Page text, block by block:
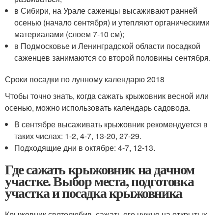
в Сибири, на Урале саженцы высаживают ранней
осенью (начало сентября) и утепляют органическими
материалами (слоем 7-10 см);
в Подмосковье и Ленинградской области посадкой
саженцев занимаются со второй половины сентября.
Сроки посадки по лунному календарю 2018
Чтобы точно знать, когда сажать крыжовник весной или
осенью, можно использовать календарь садовода.
В сентябре высаживать крыжовник рекомендуется в
таких числах: 1-2, 4-7, 13-20, 27-29.
Подходящие дни в октябре: 4-7, 12-13.
Где сажать крыжовник на дачном
участке. Выбор места, подготовка
участка и посадка крыжовника